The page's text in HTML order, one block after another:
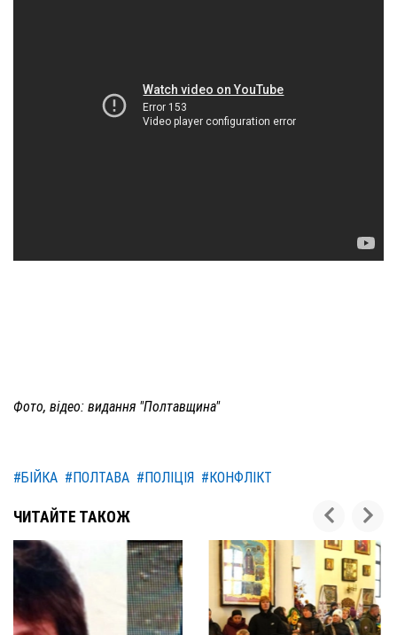
Фото, відео: видання "Полтавщина"
#БІЙКА #ПОЛТАВА #ПОЛІЦІЯ #КОНФЛІКТ
ЧИТАЙТЕ ТАКОЖ